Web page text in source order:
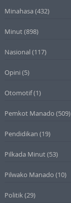
Minahasa (432)
Minut(898)
Nasional (117)
Opini (5)
Otomotif(1)
Pemkot Manado (509)
Pendidikan (19)
Pilkada Minut(53)
Pilwako Manado (10)
Politik(29)